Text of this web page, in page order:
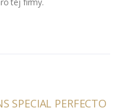
SPECIAL PERFECTO